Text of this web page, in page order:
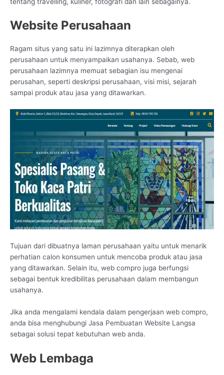
Website Perusahaan
Ragam situs yang satu ini lazimnya diterapkan oleh
perusahaan untuk menyampaikan usahanya. Sebab, web
perusahaan lazimnya memuat sebagian isu mengenai
perusahan, seperti deskripsi perusahaan, visi misi, sejarah
sampai produk atau jasa yang ditawarkan.
Tujuan dari dibuatnya laman perusahaan yaitu untuk menarik
perhatian calon konsumen untuk mencoba produk atau jasa
yang ditawarkan. Selain itu, web compro juga berfungsi
sebagai bentuk kredibilitas perusahaan dalam membangun
usahanya.
Jika anda mengalami kendala dalam pengerjaan web compro,
anda bisa menghubungi Jasa Pembuatan Website Langsa
sebagai solusi tepat kebutuhan web anda.
Web Lembaga